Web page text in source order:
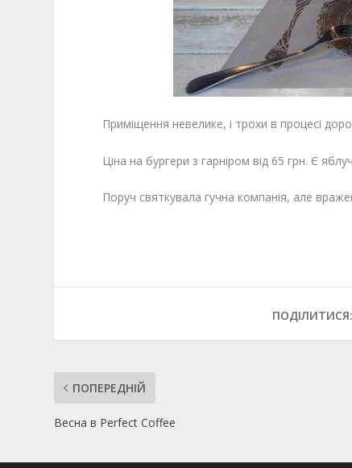
Приміщення невелике, і трохи в процесі
Ціна на бургери з гарніром від 65 грн. Є
Поруч святкувала гучна компанія, але
ПОДІЛИТИСЯ:
ПОПЕРЕДНІЙ
Весна в Perfect Coffee